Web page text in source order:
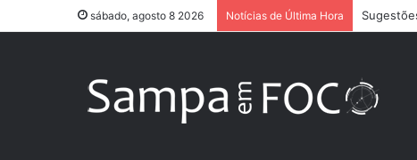
sábado, agosto 8 2026 Notícias de Última Hora